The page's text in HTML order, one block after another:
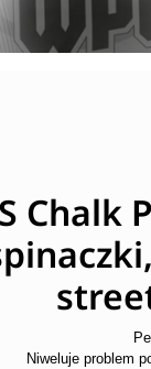
Niweluje problem